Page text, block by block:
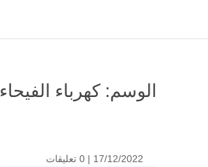
الوسم:كهرباء الفيحاء
17/12/2022 | 0 تعليقات